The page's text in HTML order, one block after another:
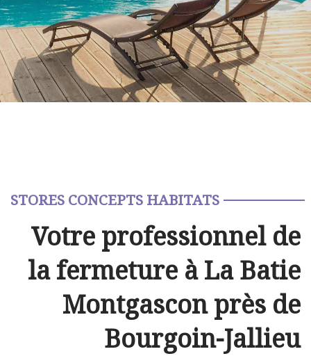
STORES CONCEPTS HABITATS
Votre professionnel de
la fermeture à La Batie
Montgascon près de
Bourgoin-Jallieu